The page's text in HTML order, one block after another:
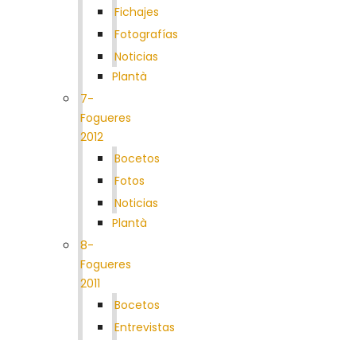
Fichajes
Fotografías
Noticias
Plantà
7-
Fogueres
2012
Bocetos
Fotos
Noticias
Plantà
8-
Fogueres
2011
Bocetos
Entrevistas